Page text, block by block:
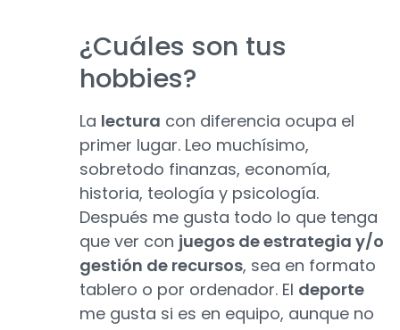
¿Cuáles son tus
hobbies?
La lectura con diferencia ocupa el
primer lugar. Leo muchísimo,
sobretodo finanzas, economía,
historia, teología y psicología.
Después me gusta todo lo que tenga
que ver con juegos de estrategia y/o
gestión de recursos, sea en formato
tablero o por ordenador. El deporte
me gusta si es en equipo, aunque no